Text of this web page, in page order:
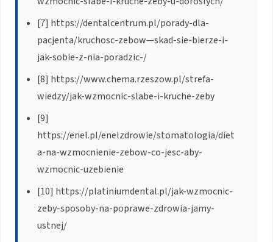
[7] https://dentalcentrum.pl/porady-dla-
pacjenta/kruchosc-zebow—skad-sie-bierze-i-
jak-sobie-z-nia-poradzic-/
[8] https://www.chema.rzeszow.pl/strefa-
wiedzy/jak-wzmocnic-slabe-i-kruche-zeby
[9]
https://enel.pl/enelzdrowie/stomatologia/diet
a-na-wzmocnienie-zebow-co-jesc-aby-
wzmocnic-uzebienie
[10] https://platiniumdental.pl/jak-wzmocnic-
zeby-sposoby-na-poprawe-zdrowia-jamy-
ustnej/